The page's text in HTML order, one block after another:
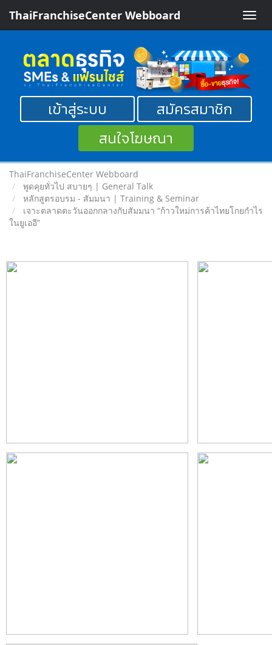
Toggle
ThaiFranchiseCenter Webboard
เข้าสู่ระบบ
สมัครสมาชิก
สนใจโฆษณา
ThaiFranchiseCenter Webboard
พูดคุยทั่วไป สบายๆ | General Talk
หลักสูตรอบรม - สัมมนา | Training & Seminar
เจาะตลาดตะวันออกกลางกับสัมมนา “ก้าวใหม่การค้าไทยโกยกำไร
ในยูเออี”